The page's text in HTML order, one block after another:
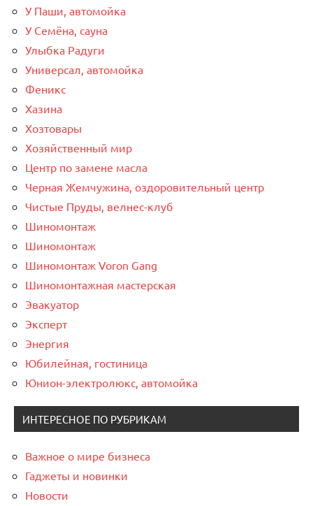
У Паши, автомойка
У Семёна, сауна
Улыбка Радуги
Универсал, автомойка
Феникс
Хазина
Хозтовары
Хозяйственный мир
Центр по замене масла
Черная Жемчужина, оздоровительный центр
Чистые Пруды, велнес-клуб
Шиномонтаж
Шиномонтаж
Шиномонтаж Voron Gang
Шиномонтажная мастерская
Эвакуатор
Эксперт
Энергия
Юбилейная, гостиница
Юнион-электролюкс, автомойка
ИНТЕРЕСНОЕ ПО РУБРИКАМ
Важное о мире бизнеса
Гаджеты и новинки
Новости